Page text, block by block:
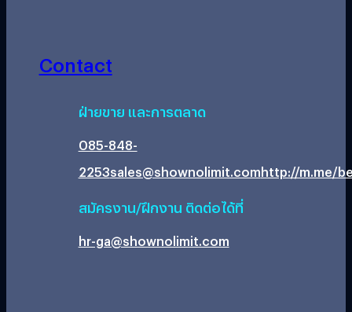
Contact
ฝ่ายขาย และการตลาด
085-848-
2253sales@shownolimit.comhttp://m.me/
สมัครงาน/ฝึกงาน ติดต่อได้ที่
hr-ga@shownolimit.com